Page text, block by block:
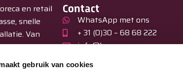
gebruik van cookies
en retail
snelle
Van
en
één
Contact
WhatsApp met ons
+ 31 (0)30 – 68 68 222
info@burnex.eu